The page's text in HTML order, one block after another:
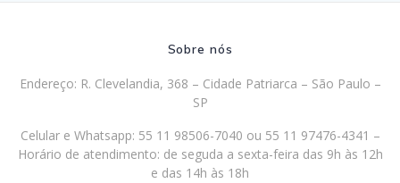
Sobre nós
Endereço: R. Clevelandia, 368 – Cidade Patriarca – São Paulo –
SP
Celular e Whatsapp: 55 11 98506-7040 ou 55 11 97476-4341 –
Horário de atendimento: de seguda a sexta-feira das 9h às 12h
e das 14h às 18h